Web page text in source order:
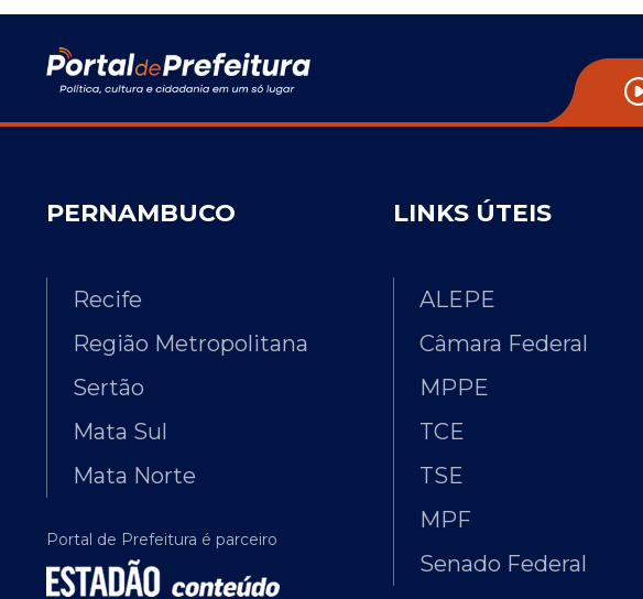
PERNAMBUCO
Recife
Região Metropolitana
Sertão
Mata Sul
Mata Norte
Portal de Prefeitura é parceiro
LINKS ÚTEIS
ALEPE
Câmara Federal
MPPE
TCE
TSE
MPF
Senado Federal